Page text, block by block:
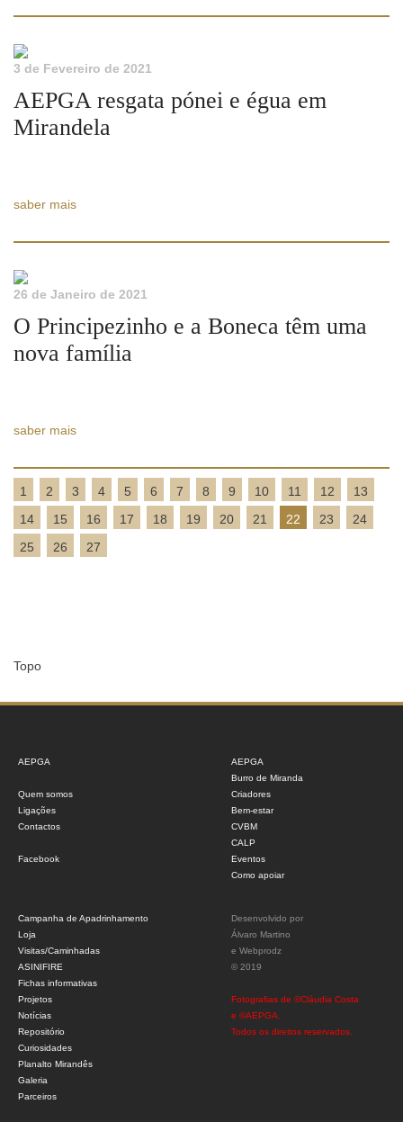
3 de Fevereiro de 2021
AEPGA resgata pónei e égua em
Mirandela
saber mais
26 de Janeiro de 2021
O Principezinho e a Boneca têm uma
nova família
saber mais
1 2 3 4 5 6 7 8 9 10 11 12
13
14
15 16 17 18 19 20 21 22 23
24
25
26 27
Topo
AEPGA
Quem somos
Ligações
Contactos
Facebook
AEPGA
Burro de Miranda
Criadores
Bem-estar
CVBM
CALP
Eventos
Como apoiar
Campanha de Apadrinhamento
Loja
Visitas/Caminhadas
ASINIFIRE
Fichas informativas
Projetos
Notícias
Repositório
Curiosidades
Planalto Mirandês
Galeria
Parceiros
Desenvolvido por
Álvaro Martino
e Webprodz
© 2019
Fotografias de ©Cláudia Costa
e ©AEPGA.
Todos os direitos reservados.